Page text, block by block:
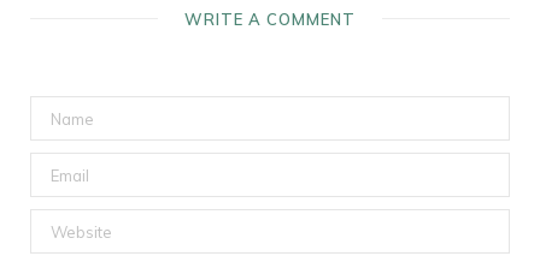
WRITE A COMMENT